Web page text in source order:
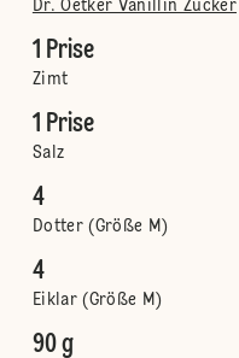
Dr. Oetker Vanillin Zucker
1 Prise
Zimt
1 Prise
Salz
4
Dotter (Größe M)
4
Eiklar (Größe M)
90 g